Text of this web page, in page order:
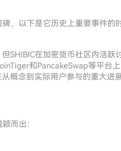
，以下是它历史上重要事件的
SHIBIC在加密货币社区内活跃
和PancakeSwap等平台
概念到实际用户参与的重大进展
而出：